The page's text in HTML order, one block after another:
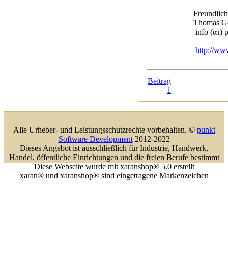
Thomas
info (ατ)
http://
Beitrag
1
Alle Urheber- und Leistungsschutzrechte vorbehalten. © punkt
Software Development2012-2022
Dieses Angebot ist ausschließlich für Industrie, Handwerk,
Handel, öffentliche Einrichtungen und die freien Berufe bestimmt
Diese Webseite wurde mit xaranshop® 5.0 erstellt
xaran® und xaranshop® sind eingetragene Markenzeichen